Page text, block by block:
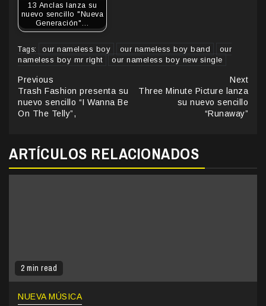
13 Anclas lanza su
nuevo sencillo "Nueva
Generación"…
Tags: our nameless boy our nameless boy band
our
nameless boy mr right
our nameless boy new single
Continue
Reading
Previous
Trash Fashion presenta su
nuevo sencillo “I Wanna Be
On The Telly”,
Next
Three Minute Picture lanza
su nuevo sencillo
“Runaway”
ARTÍCULOS RELACIONADOS
2 min read
NUEVA MÚSICA